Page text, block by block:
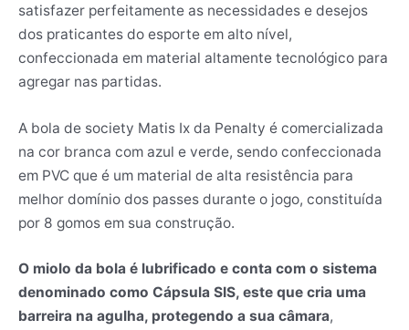
satisfazer perfeitamente as necessidades e desejos
dos praticantes do esporte em alto nível,
confeccionada em material altamente tecnológico para
agregar nas partidas.
A bola de society Matis Ix da Penalty é comercializada
na cor branca com azul e verde, sendo confeccionada
em PVC que é um material de alta resistência para
melhor domínio dos passes durante o jogo, constituída
por 8 gomos em sua construção.
O miolo da bola é lubrificado e conta com o sistema
denominado como Cápsula SIS, este que cria uma
barreira na agulha, protegendo a sua câmara,